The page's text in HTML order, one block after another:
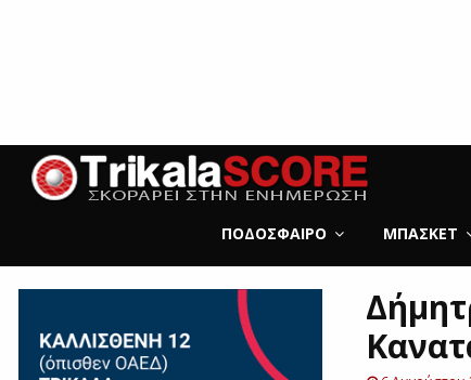
ΠΟΔΌΣΦΑΙΡΟ ΜΠΆΣΚΕΤ